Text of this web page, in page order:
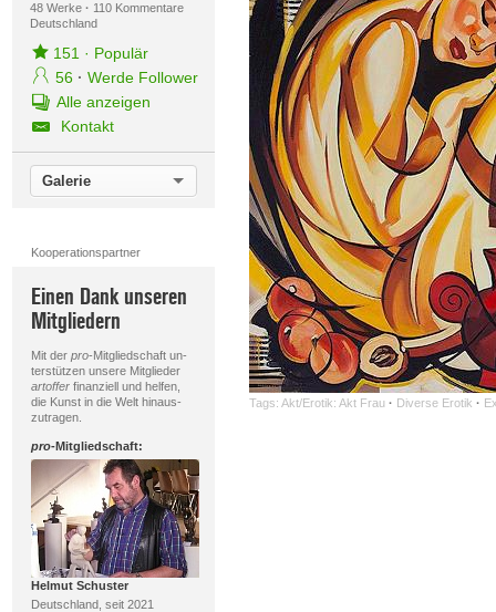
48 Werke · 110 Kommentare
Deutschland
151 · Populär
56 · Werde Follower
Alle anzeigen
Kontakt
Galerie
Kooperationspartner
Einen Dank unseren
Mitgliedern
Mit der pro-Mitgliedschaft un-
terstützen unsere Mitglieder
artofferfinanziell und helfen,
die Kunst in die Welt hinaus-
zutragen.
pro-Mitgliedschaft:
Helmut Schuster
Deutschland, seit 2021
Tags: Akt/Erotik: Akt Frau · Diverse Erotik ·